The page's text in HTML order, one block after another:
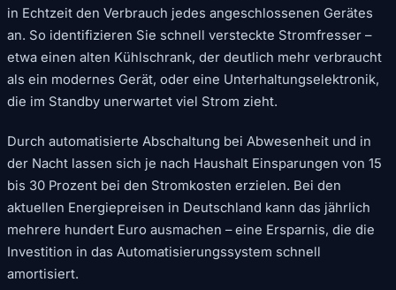
in Echtzeit den Verbrauch jedes angeschlossenen Gerätes
an. So identifizieren Sie schnell versteckte Stromfresser –
etwa einen alten Kühlschrank, der deutlich mehr verbraucht
als ein modernes Gerät, oder eine Unterhaltungselektronik,
die im Standby unerwartet viel Strom zieht.
Durch automatisierte Abschaltung bei Abwesenheit und in
der Nacht lassen sich je nach Haushalt Einsparungen von 15
bis 30 Prozent bei den Stromkosten erzielen. Bei den
aktuellen Energiepreisen in Deutschland kann das jährlich
mehrere hundert Euro ausmachen – eine Ersparnis, die die
Investition in das Automatisierungssystem schnell
amortisiert.